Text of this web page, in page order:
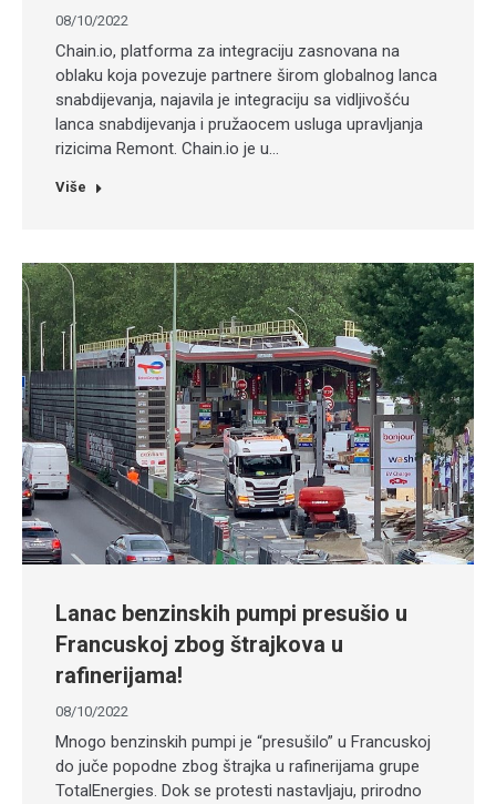
08/10/2022
Chain.io, platforma za integraciju zasnovana na
oblaku koja povezuje partnere širom globalnog lanca
snabdijevanja, najavila je integraciju sa vidljivošću
lanca snabdijevanja i pružaocem usluga upravljanja
rizicima Remont. Chain.io je u…
Više
Lanac benzinskih pumpi presušio u
Francuskoj zbog štrajkova u
rafinerijama!
08/10/2022
Mnogo benzinskih pumpi je “presušilo” u Francuskoj
do juče popodne zbog štrajka u rafinerijama grupe
TotalEnergies. Dok se protesti nastavljaju, prirodno